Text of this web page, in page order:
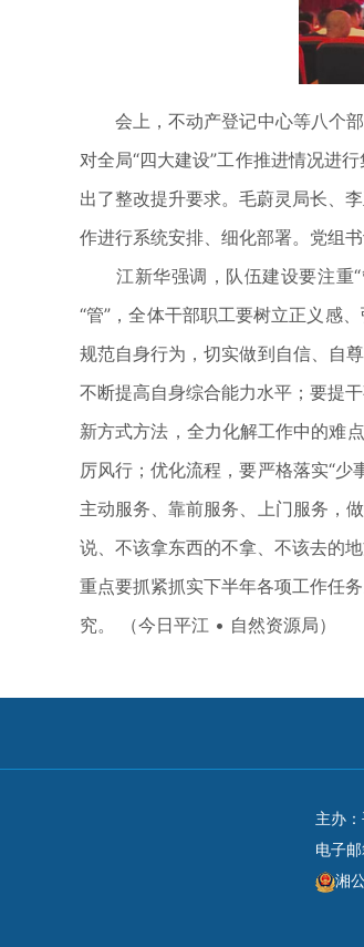
会上，不动产登记中心等八个部
对全局“四大建设”工作推进情况进
出了整改提升要求。毛蔚灵局长、
作进行系统安排、细化部署。党组
江新华强调，队伍建设要注重“
“管”，全体干部职工要树立正义感
规范自身行为，切实做到自信、自
不断提高自身综合能力水平；要提
新方式方法，全力化解工作中的难
厉风行；优化流程，要严格落实“
主动服务、靠前服务、上门服务，
说、不该拿东西的不拿、不该去的
重点要抓紧抓实下半年各项工作任
究。 （今日平江 • 自然资源局）
主办
电子邮
湘